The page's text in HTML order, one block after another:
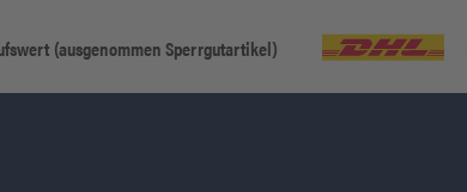
(ausgenommen Sperrgutartikel)